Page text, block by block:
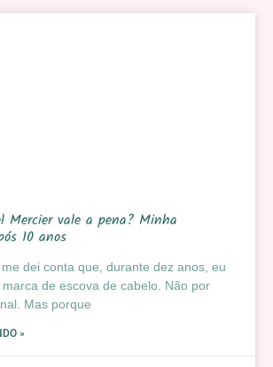
Mercier vale a pena? Minha
10 anos
dei conta que, durante dez anos, eu
de escova de cabelo. Não por
Mas porque
»